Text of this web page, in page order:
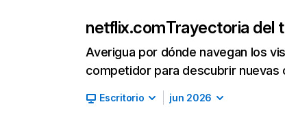
netflix.comTrayectoria del
Averigua por dónde navegan los
competidor para descubrir nuevas
Escritorio jun 2026